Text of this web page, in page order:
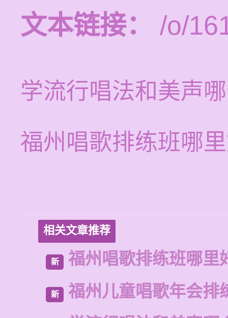
文本链接：
/o/
学流行唱法和美声
福州唱歌排练班哪
相关文章推荐
新 福州唱歌排练班哪里
新
福州儿童唱歌年会排